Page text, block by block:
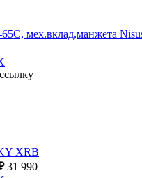
мех.вклад,манжета
XRB
31 990